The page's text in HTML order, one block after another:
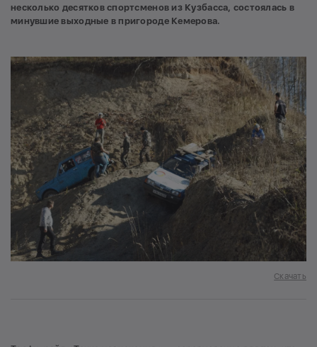
несколько десятков спортсменов из Кузбасса, состоялась в
минувшие выходные в пригороде Кемерова.
Скачать